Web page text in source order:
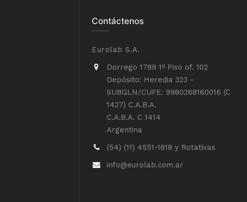
Contáctenos
Eurolab S.A.
Dorrego 1789 1º Piso of. 102
Depósito: Heredia 323 -
SUBGLN/CUFE: 9980268160016 (C
1427) C.A.B.A.
C.A.B.A. C 1414
Argentina
(54) (11) 4551-1818 y Rotativas
info@eurolab.com.ar